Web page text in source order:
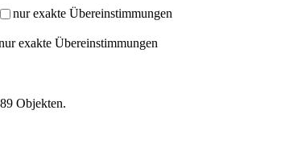
nur exakte Übereinstimmungen
exakte Übereinstimmungen
Objekten.